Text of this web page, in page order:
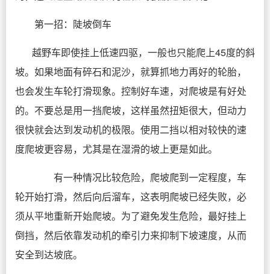
第一招：陡坡倒车
越野车即使挂上低速四驱，一般也只能爬上45度的斜
坡。如果地面有碎石和泥沙，就算抓地力再好的轮胎，
也会发生车轮打滑现象。控制好车速，对爬坡是有好处
的。不要总是用一挡爬坡，这样虽然扭矩很大，但动力
很快就会达到发动机的极限。使用二挡以相对较快的速
度爬坡更容易，尤其是在湿滑的坡上更是如此。
有一种情况比较危险，爬坡爬到一定程度，车
轮开始打滑，然后向后溜车，这表明爬坡已经失败，必
须从平地重新开始爬坡。为了避免发生危险，最好挂上
倒挡，然后依靠发动机的牵引力来抑制下坡速度，从而
安全到达坡底。